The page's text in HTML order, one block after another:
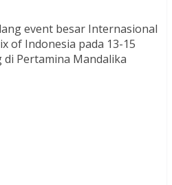
event besar Internasional
of Indonesia pada 13-15
Pertamina Mandalika